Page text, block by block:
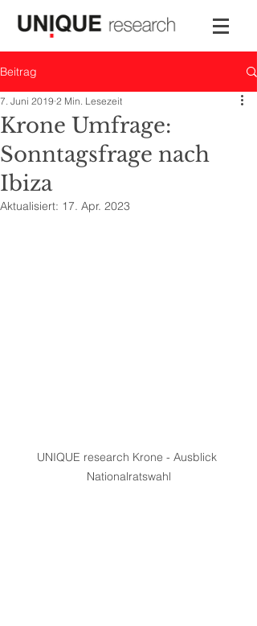
Beitrag
Krone Umfrage:
Sonntagsfrage nach
Ibiza
7. Juni 2019 2 Min. Lesezeit
Aktualisiert: 17. Apr. 2023
UNIQUE research Krone - Ausblick
Nationalratswahl